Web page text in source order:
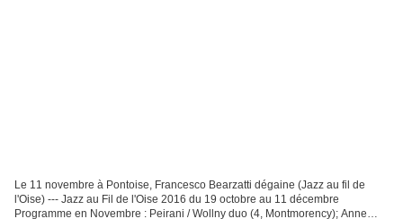
Le 11 novembre à Pontoise, Francesco Bearzatti dégaine (Jazz au fil de
l'Oise) --- Jazz au Fil de l'Oise 2016 du 19 octobre au 11 décembre
Programme en Novembre : Peirani / Wollny duo (4, Montmorency); Anne